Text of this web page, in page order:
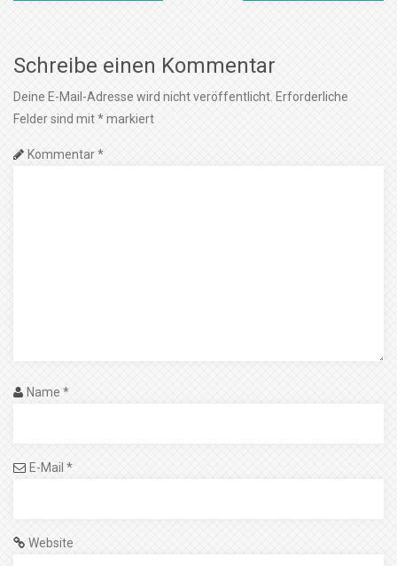
Schreibe einen Kommentar
Deine E-Mail-Adresse wird nicht veröffentlicht. Erforderliche
Felder sind mit*markiert
Kommentar*
Name *
E-Mail *
Website